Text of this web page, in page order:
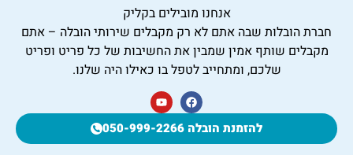
אנחנו מובילים בקליק
חברת הובלות שבה אתם לא רק מקבלים שירותי הובלה – אתם
מקבלים שותף אמין שמבין את החשיבות של כל פריט ופריט
שלכם, ומתחייב לטפל בו כאילו היה שלנו.
להזמנת הובלה 050-999-2266